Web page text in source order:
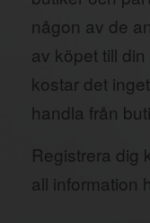
någon av de
av köpet till
kostar det
handla från
Registrera dig
all information